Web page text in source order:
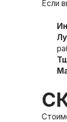
Если